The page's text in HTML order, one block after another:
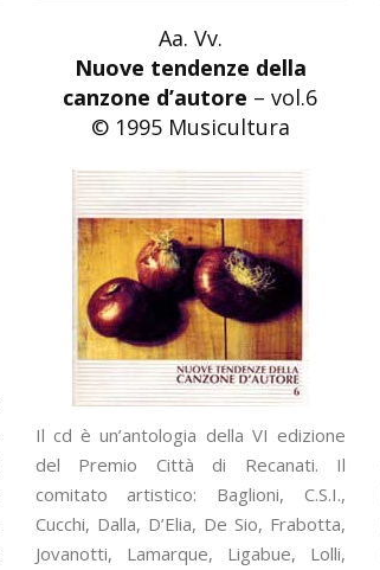
Aa. Vv.
Nuove tendenze della
canzone d’autore – vol.6
© 1995 Musicultura
Il cd è un’antologia della VI edizione
del Premio Città di Recanati. Il
comitato artistico: Baglioni, C.S.I.,
Cucchi, Dalla, D’Elia, De Sio, Frabotta,
Jovanotti, Lamarque, Ligabue, Lolli,